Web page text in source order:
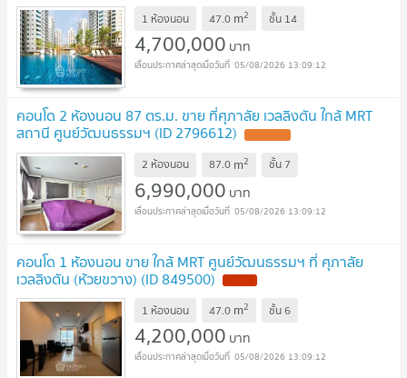
1 ห้องนอน 47.0 m2 ชั้น 14
4,700,000 บาท
05/08/2026 13:09:12
คอนโด 2 ห้องนอน 87 ตร.ม. ขาย ที่ศุภาลัย เวลลิงตัน ใกล้ MRT
สถานี ศูนย์วัฒนธรรมฯ (ID 2796612)
2 ห้องนอน 87.0 m2 ชั้น 7
6,990,000 บาท
05/08/2026 13:09:12
คอนโด 1 ห้องนอน ขาย ใกล้ MRT ศูนย์วัฒนธรรมฯ ที่ ศุภาลัย
เวลลิงตัน (ห้วยขวาง) (ID 849500)
1 ห้องนอน 47.0 m2 ชั้น6
4,200,000 บาท
05/08/2026 13:09:12